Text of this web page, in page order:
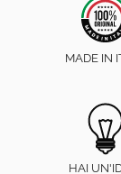
MADE IN
HAI